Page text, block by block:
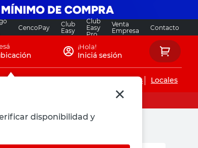
CencoPay
Club
Easy
Club
Easy
Pro
Venta
Empresa
Contacto
disponibilidad y
¡Hola!
Iniciá sesión
Servicios de instalaciones Locales